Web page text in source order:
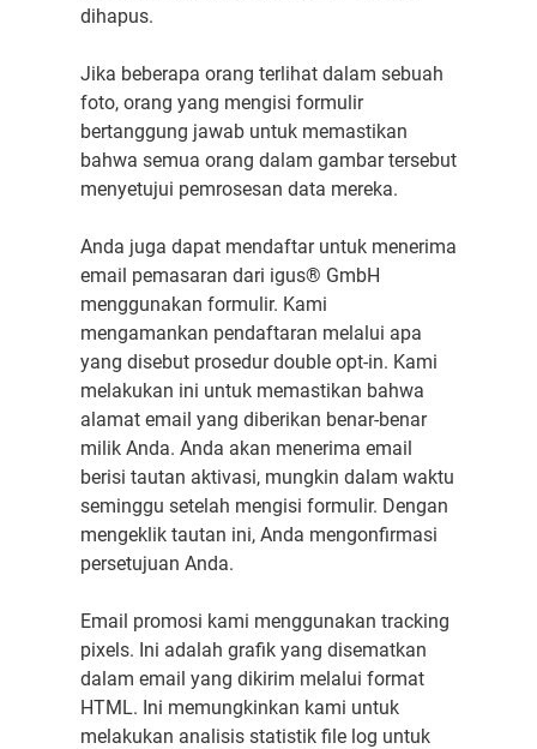
dihapus.
Jika beberapa orang terlihat dalam sebuah
foto, orang yang mengisi formulir
bertanggung jawab untuk memastikan
bahwa semua orang dalam gambar tersebut
menyetujui pemrosesan data mereka.
Anda juga dapat mendaftar untuk menerima
email pemasaran dari igus® GmbH
menggunakan formulir. Kami
mengamankan pendaftaran melalui apa
yang disebut prosedur double opt-in. Kami
melakukan ini untuk memastikan bahwa
alamat email yang diberikan benar-benar
milik Anda. Anda akan menerima email
berisi tautan aktivasi, mungkin dalam waktu
seminggu setelah mengisi formulir. Dengan
mengeklik tautan ini, Anda mengonfirmasi
persetujuan Anda.
Email promosi kami menggunakan tracking
pixels. Ini adalah grafik yang disematkan
dalam email yang dikirim melalui format
HTML. Ini memungkinkan kami untuk
melakukan analisis statistik file log untuk